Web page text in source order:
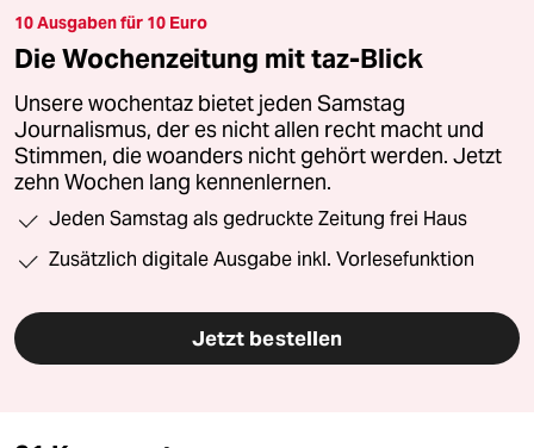
10 Ausgaben für 10 Euro
Die Wochenzeitung mit taz-Blick
Unsere wochentaz bietet jeden Samstag
Journalismus, der es nicht allen recht macht und
Stimmen, die woanders nicht gehört werden. Jetzt
zehn Wochen lang kennenlernen.
Jeden Samstag als gedruckte Zeitung frei Haus
Zusätzlich digitale Ausgabe inkl. Vorlesefunktion
Jetzt bestellen